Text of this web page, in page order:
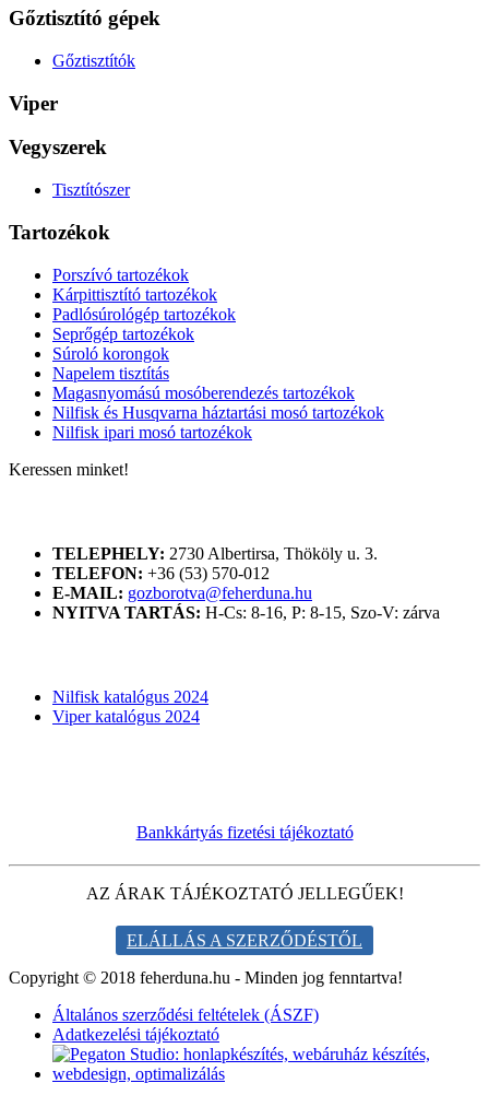
Gőztisztító gépek
Gőztisztítók
Viper
Vegyszerek
Tisztítószer
Tartozékok
Porszívó tartozékok
Kárpittisztító tartozékok
Padlósúrológép tartozékok
Seprőgép tartozékok
Súroló korongok
Napelem tisztítás
Magasnyomású mosóberendezés tartozékok
Nilfisk és Husqvarna háztartási mosó tartozékok
Nilfisk ipari mosó tartozékok
Keressen minket!
TELEPHELY: 2730 Albertirsa, Thököly u. 3.
TELEFON: +36 (53) 570-012
E-MAIL: gozborotva@feherduna.hu
NYITVA TARTÁS: H-Cs: 8-16, P: 8-15, Szo-V: zárva
Nilfisk katalógus 2024
Viper katalógus 2024
Bankkártyás fizetési tájékoztató
AZ ÁRAK TÁJÉKOZTATÓ JELLEGŰEK!
ELÁLLÁS A SZERZŐDÉSTŐL
Copyright © 2018 feherduna.hu - Minden jog fenntartva!
Általános szerződési feltételek (ÁSZF)
Adatkezelési tájékoztató